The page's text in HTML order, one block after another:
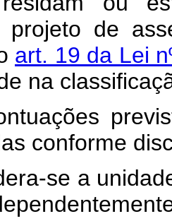
projeto de
art. 19 da Lei
na
conforme
se a